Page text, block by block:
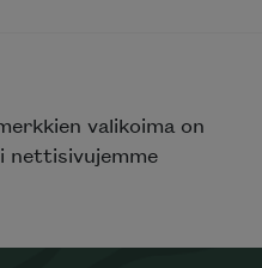
valikoima on
nettisivujemme